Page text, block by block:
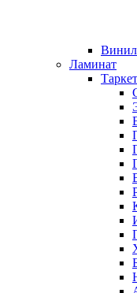
Винил
Ламинат